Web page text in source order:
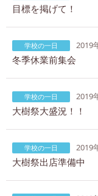
目標を掲げて！
学校の一日 2019
冬季休業前集会
学校の一日 2019
大樹祭大盛況！！
学校の一日 2019
大樹祭出店準備中